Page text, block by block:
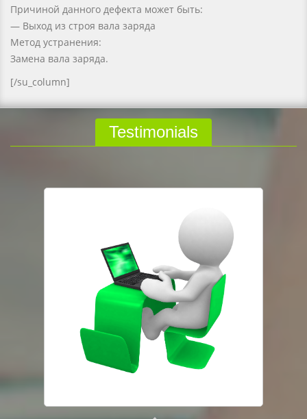
Причиной данного дефекта может быть:
— Выход из строя вала заряда
Метод устранения:
Замена вала заряда.
[/su_column]
Testimonials